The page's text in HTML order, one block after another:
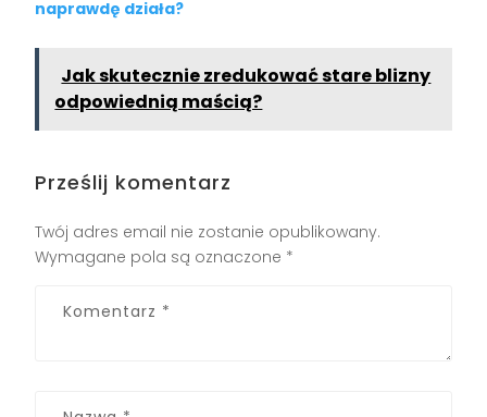
naprawdę działa?
Jak skutecznie zredukować stare blizny
odpowiednią maścią?
Prześlij komentarz
Twój adres email nie zostanie opublikowany.
Wymagane pola są oznaczone *